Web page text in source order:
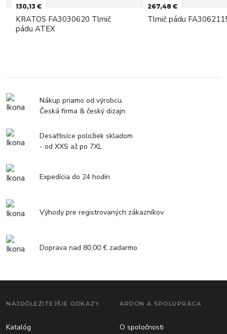
130,13 €
KRATOS FA3030620 Tlmič
pádu ATEX
267,48 €
Tlmič pádu
Nákup priamo od výrobcu.
Česká firma & český dizajn
Desaťtisíce položiek skladom
- od XXS až po 7XL
Expedícia do 24 hodín
Výhody pre registrovaných zákazníkov
Doprava nad 80,00 € zadarmo
NAJDÔLEŽITEJŠIE ODKAZY
Katalóg
ARDON A SPOLUPRÁCA
O spoločnosti